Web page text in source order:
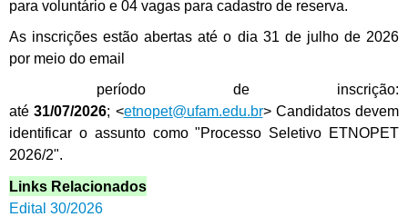
para voluntário e 04 vagas para cadastro de reserva.
As inscrições estão abertas até o dia 31 de julho de 2026
por meio do email
período de inscrição:
até31/07/2026; <etnopet@ufam.edu.br> Candidatos devem
identificar o assunto como "Processo Seletivo ETNOPET
2026/2".
Links Relacionados
Edital 30/2026